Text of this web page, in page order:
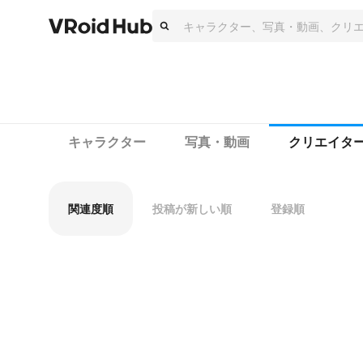
キャラクター 写真・動画 クリエイタ
関連度順 投稿が新しい順 登録順